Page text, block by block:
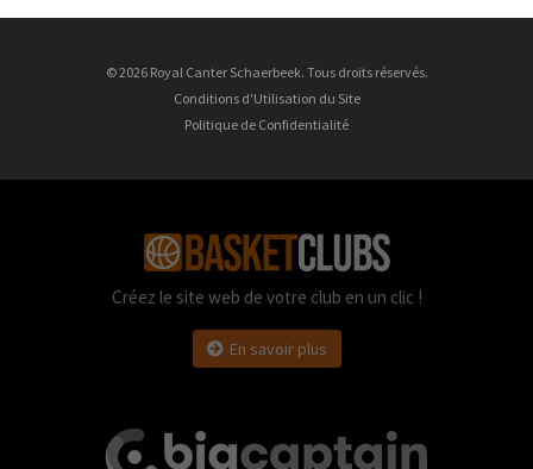
© 2026 Royal Canter Schaerbeek. Tous droits réservés.
Conditions d'Utilisation du Site
Politique de Confidentialité
Créez le site web de votre club en un clic !
En savoir plus